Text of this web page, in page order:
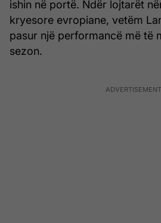
ishin në portë. Ndër lojtarët
kryesore evropiane, vetëm
pasur një performancë më të
sezon.